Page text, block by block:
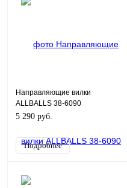
Направляющие вилки
ALLBALLS 38-6090
5 290 руб.
Подробнее